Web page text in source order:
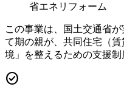
省エネリフォーム
この事業は、国土交通省
て期の親が、共同住宅（
境」を整えるための支援制
check_circle